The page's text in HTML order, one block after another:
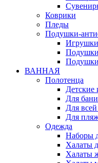
Коврики
Пледы
Подушки-
Игрушки
Подушки
ВАННАЯ
Полотенца
Детские
Для
Для
Для
Одежда
Наборы
Халаты
Халаты